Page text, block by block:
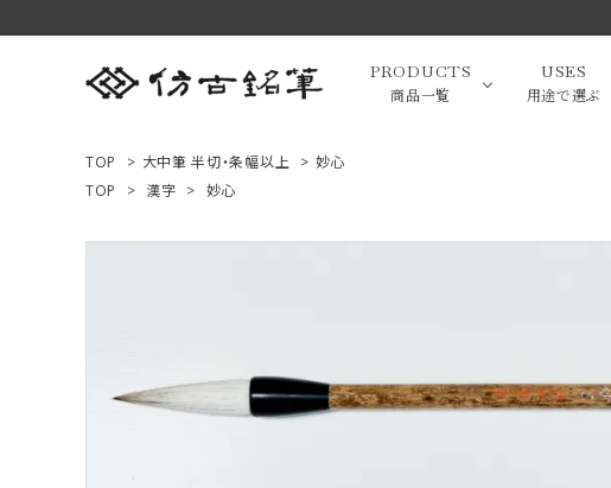
PRODUCTS
商品一覧
高級羊毛（作品向き）
USES
用途で選ぶ
かな
TOP > 大中筆 半切・条幅以上 > 妙心
TOP
> 漢字 > 妙心